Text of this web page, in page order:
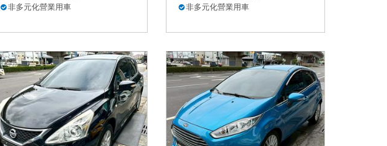
非多元化營業用車
非多元化營業用車